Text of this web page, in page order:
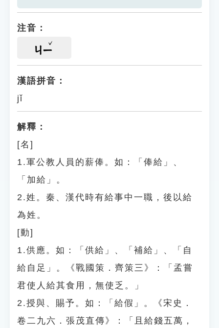
注音：
ㄐㄧ
漢語拼音：
jǐ
解釋：
[名]
1.軍公教人員的薪俸。如：「俸給」、
「加給」。
2.姓。秦、漢代時有給事中一職，後以給
為姓。
[動]
1.供應。如：「供給」、「補給」、「自
給自足」。《戰國策．齊策三》：「孟嘗
君使人給其食用，無使乏。」
2.授與、賜予。如：「給假」。《宋史．
卷二九六．張茂直傳》：「且給錢五萬，